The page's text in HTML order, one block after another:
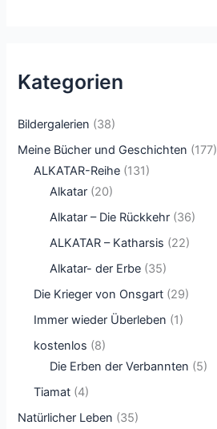
Kategorien
Bildergalerien (38)
Meine Bücher und Geschichten (177)
ALKATAR-Reihe (131)
Alkatar (20)
Alkatar – Die Rückkehr (36)
ALKATAR – Katharsis (22)
Alkatar- der Erbe (35)
Die Krieger von Onsgart (29)
Immer wieder Überleben (1)
kostenlos (8)
Die Erben der Verbannten (5)
Tiamat (4)
Natürlicher Leben (35)